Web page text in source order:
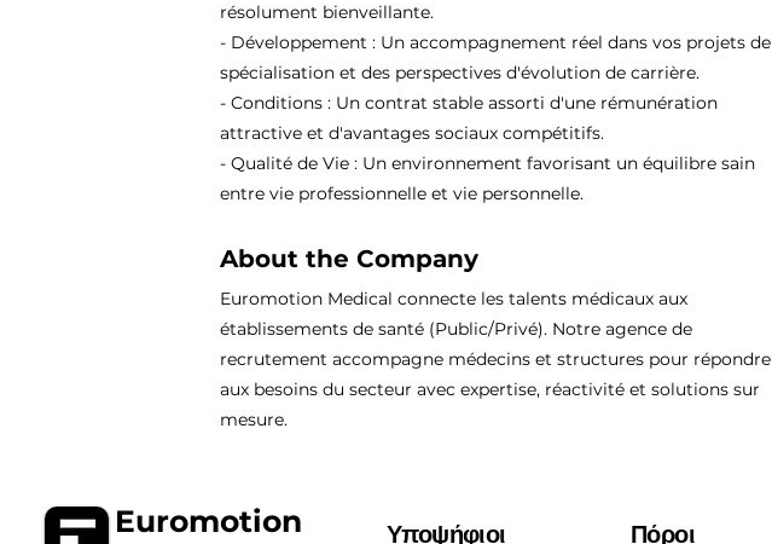
résolument bienveillante.
- Développement : Un accompagnement réel dans vos projets de
spécialisation et des perspectives d'évolution de carrière.
- Conditions : Un contrat stable assorti d'une rémunération
attractive et d'avantages sociaux compétitifs.
- Qualité de Vie : Un environnement favorisant un équilibre sain
entre vie professionnelle et vie personnelle.
About the Company
Euromotion Medical connecte les talents médicaux aux
établissements de santé (Public/Privé). Notre agence de
recrutement accompagne médecins et structures pour répondre
aux besoins du secteur avec expertise, réactivité et solutions sur
mesure.
Euromotion
Υποψήφιοι Πόροι